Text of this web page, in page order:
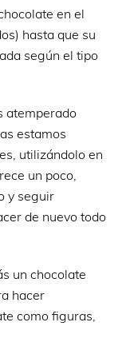
en el
hasta que su
según el tipo
atemperado
estamos
utilizándolo en
un poco,
y seguir
de nuevo todo
un chocolate
hacer
como figuras,